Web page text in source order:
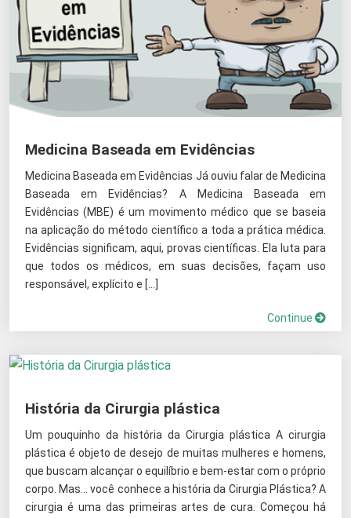
Medicina Baseada em Evidências
Medicina Baseada em Evidências Já ouviu falar de Medicina
Baseada em Evidências? A Medicina Baseada em
Evidências (MBE) é um movimento médico que se baseia
na aplicação do método científico a toda a prática médica.
Evidências significam, aqui, provas científicas. Ela luta para
que todos os médicos, em suas decisões, façam uso
responsável, explícito e […]
Continue
História da Cirurgia plástica
Um pouquinho da história da Cirurgia plástica A cirurgia
plástica é objeto de desejo de muitas mulheres e homens,
que buscam alcançar o equilíbrio e bem-estar com o próprio
corpo. Mas… você conhece a história da Cirurgia Plástica? A
cirurgia é uma das primeiras artes de cura. Começou há